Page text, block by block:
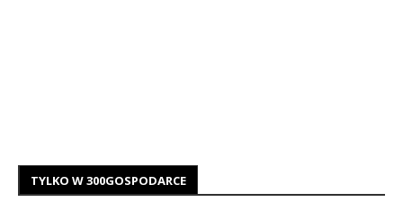
TYLKO W 300GOSPODARCE